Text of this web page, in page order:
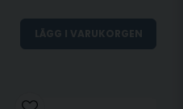
LÄGG I VARUKORGEN